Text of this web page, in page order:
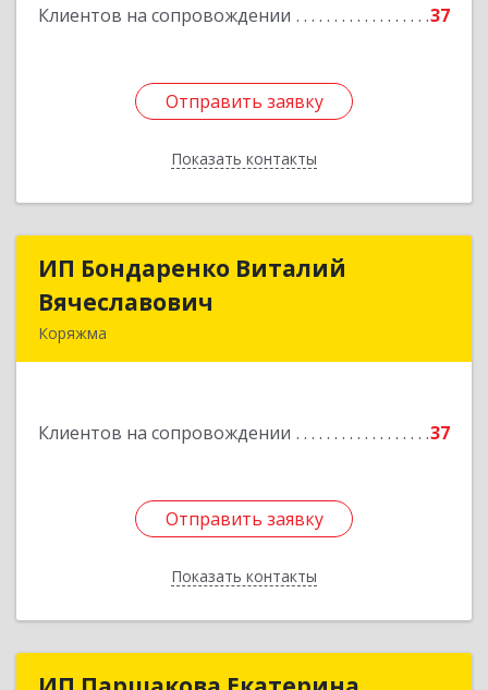
Клиентов на сопровождении 37
Отправить заявку
Показать контакты
Отправить заявку
Назад
ИП Бондаренко Виталий
Вячеславович
Коряжма
Клиентов на сопровождении 37
Отправить заявку
Показать контакты
ИП Бондаренко Виталий
Подробнее
Отправить заявку
Назад